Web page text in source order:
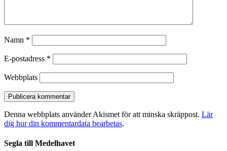
Namn *
E-postadress *
Webbplats
Denna webbplats använder Akismet för att minska skräppost. Lär
dig hur din kommentardata bearbetas.
Segla till Medelhavet